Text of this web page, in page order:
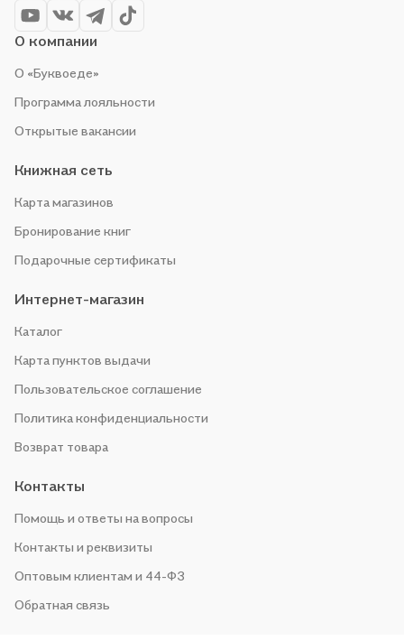
О компании
О «Буквоеде»
Программа лояльности
Открытые вакансии
Книжная сеть
Карта магазинов
Бронирование книг
Подарочные сертификаты
Интернет-магазин
Каталог
Карта пунктов выдачи
Пользовательское соглашение
Политика конфиденциальности
Возврат товара
Контакты
Помощь и ответы на вопросы
Контакты и реквизиты
Оптовым клиентам и 44-ФЗ
Обратная связь